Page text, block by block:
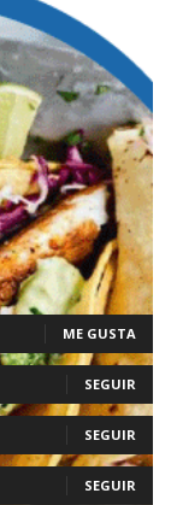
ME GUSTA
SEGUIR
SEGUIR
SEGUIR